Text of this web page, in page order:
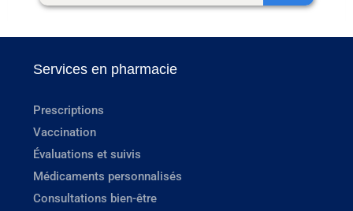
Services en pharmacie
Prescriptions
Vaccination
Évaluations et suivis
Médicaments personnalisés
Consultations bien-être